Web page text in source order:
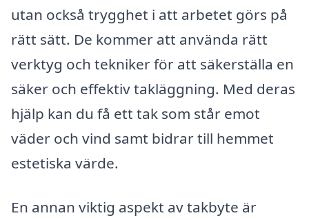
utan också trygghet i att arbetet görs på
rätt sätt. De kommer att använda rätt
verktyg och tekniker för att säkerställa en
säker och effektiv takläggning. Med deras
hjälp kan du få ett tak som står emot
väder och vind samt bidrar till hemmet
estetiska värde.
En annan viktig aspekt av takbyte är